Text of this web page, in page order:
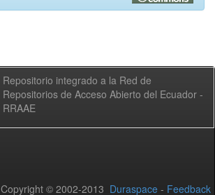
Repositorio integrado a la Red de
Repositorios de Acceso Abierto del Ecuador -
RRAAE
Copyright © 2002-2013 Duraspace - Feedback